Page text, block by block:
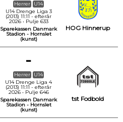
Herrer
U14
U14 Drenge Liga 3
(2013) 11:11 - efterår
2026 • Pulje 633
Sparekassen Danmark
Stadion - Hornslet
(kunst)
HOG Hinnerup
-
Herrer
U14
U14 Drenge Liga 4
(2013) 11:11 - efterår
2026 • Pulje 646
Sparekassen Danmark
Stadion - Hornslet
(kunst)
tst Fodbold